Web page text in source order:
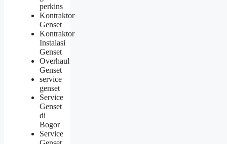
perkins
Kontraktor
Genset
Kontraktor
Instalasi
Genset
Overhaul
Genset
service
genset
Service
Genset
di
Bogor
Service